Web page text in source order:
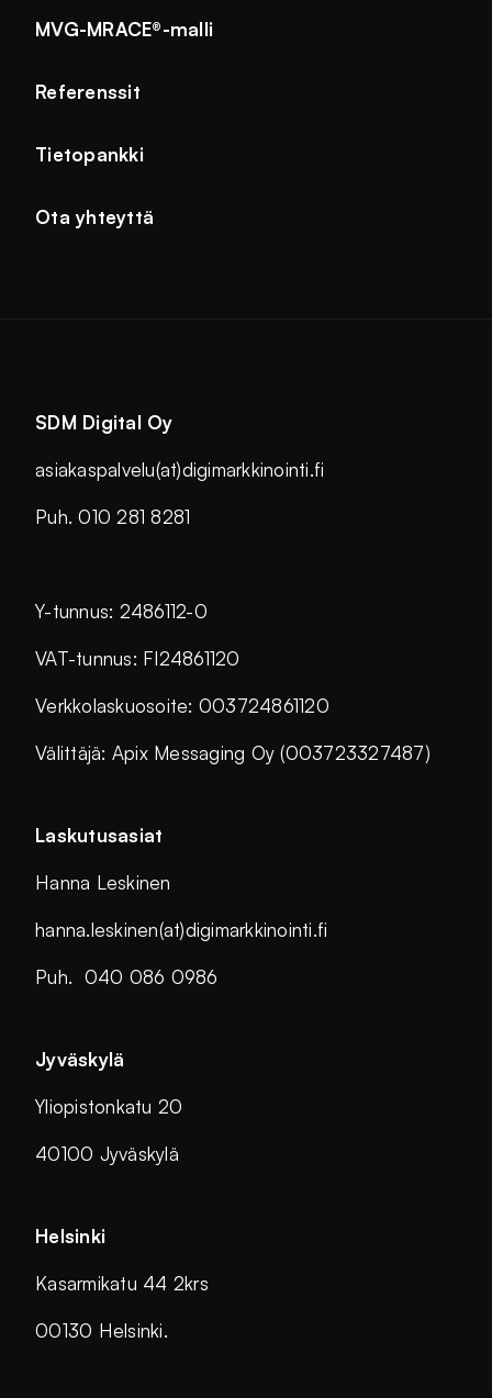
MVG-MRACE®-malli
Referenssit
Tietopankki
Ota yhteyttä
SDM Digital Oy
asiakaspalvelu(at)digimarkkinointi.fi
Puh. 010 281 8281
Y-tunnus: 2486112-0
VAT-tunnus: FI24861120
Verkkolaskuosoite: 003724861120
Välittäjä: Apix Messaging Oy (003723327487)
Laskutusasiat
Hanna Leskinen
hanna.leskinen(at)digimarkkinointi.fi
Puh. 040 086 0986
Jyväskylä
Yliopistonkatu 20
40100 Jyväskylä
Helsinki
Kasarmikatu 44 2krs
00130 Helsinki.